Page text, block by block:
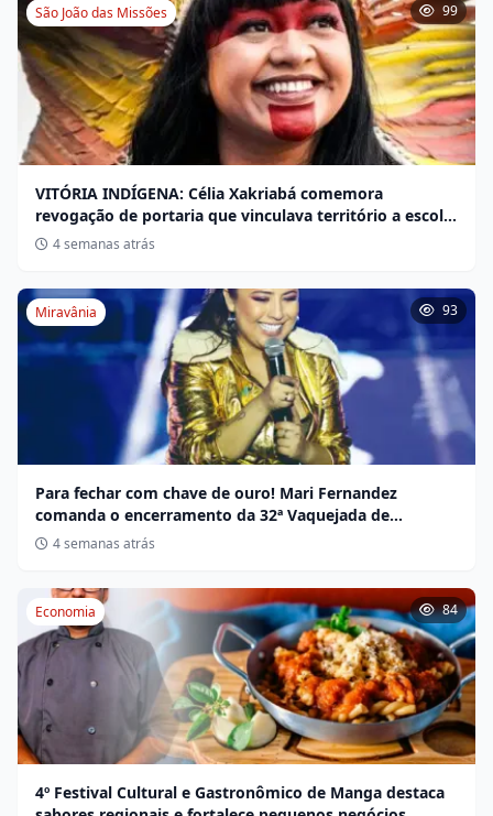
São João das Missões 99
VITÓRIA INDÍGENA: Célia Xakriabá comemora
revogação de portaria que vinculava território a escola
não indígena
4 semanas atrás
Miravânia 93
Para fechar com chave de ouro! Mari Fernandez
comanda o encerramento da 32ª Vaquejada de
Miravânia hoje
4 semanas atrás
Economia 84
4º Festival Cultural e Gastronômico de Manga destaca